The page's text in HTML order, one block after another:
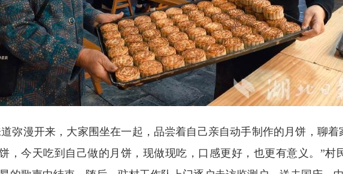
弥漫开来，大家围坐在一起，品尝着自己亲自动手制作的月饼，聊
，今天吃到自己做的月饼，现做现吃，口感更好，也更有意义。”村